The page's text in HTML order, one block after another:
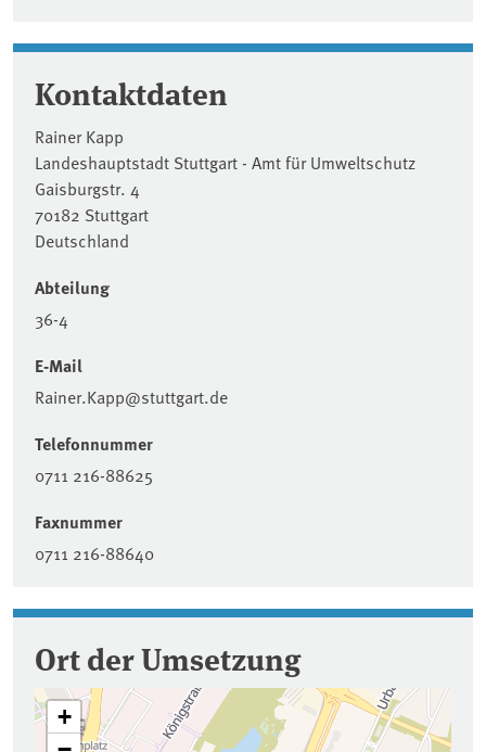
Kontaktdaten
Rainer Kapp
Landeshauptstadt Stuttgart - Amt für Umweltschutz
Gaisburgstr. 4
70182 Stuttgart
Deutschland
Abteilung
36-4
E-Mail
Rainer.Kapp@stuttgart.de
Telefonnummer
0711 216-88625
Faxnummer
0711 216-88640
Ort der Umsetzung
+